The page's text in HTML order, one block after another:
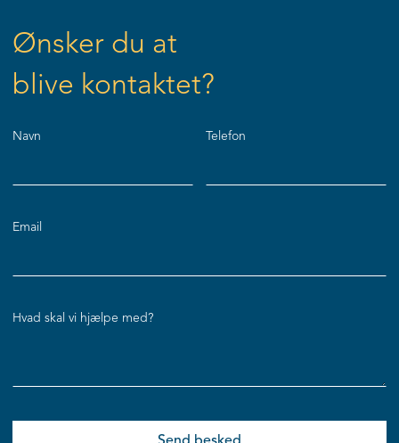
Ønsker du at
blive kontaktet?
Navn Telefon
Email
Hvad skal vi hjælpe med?